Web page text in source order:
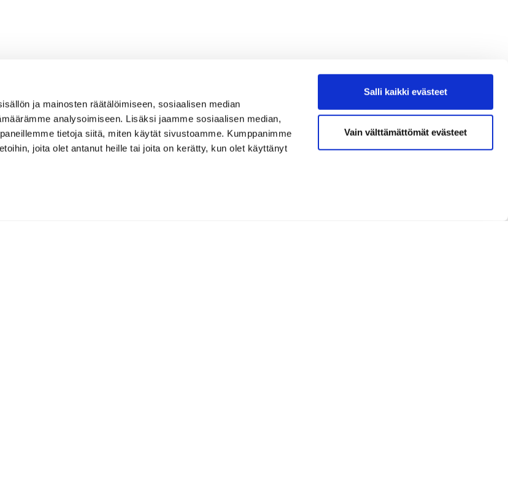
ja mainosten räätälöimiseen, sosiaalisen median
analysoimiseen. Lisäksi jaamme sosiaalisen median,
tietoja siitä, miten käytät sivustoamme. Kumppanimme
joita olet antanut heille tai joita on kerätty, kun olet käyttänyt
Salli kaikki evästeet
Vain välttämättömät evästeet